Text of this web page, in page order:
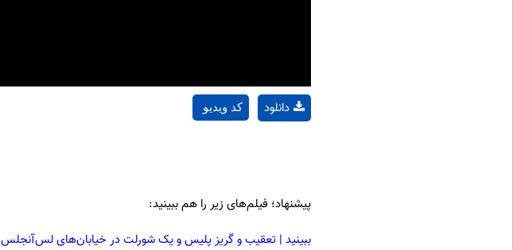
کد ویدیو دانلود
پیشنهاد؛ فیلم‌های زیر را هم ببینید:
ببینید | تعقیب و گریز پلیس و یک شورلت در خیابان‌های لس‌آنجلس